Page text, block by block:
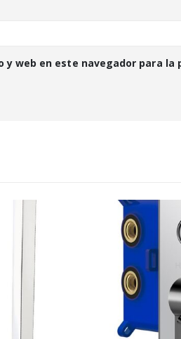
y web en este navegador para la